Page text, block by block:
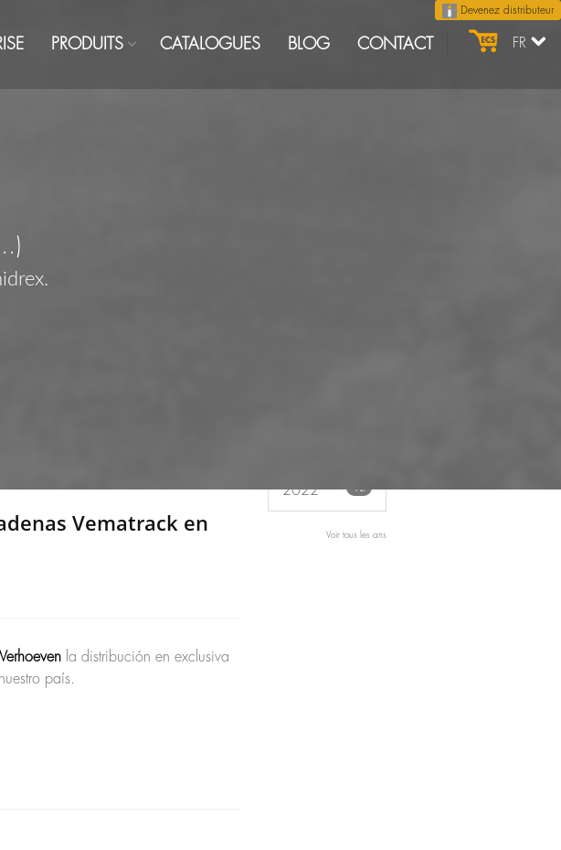
Devenez distributeur
FR
PRODUITS CATALOGUES BLOG CONTACT
Vematrack en
Verhoeven la distribución en exclusiva
país.
Catégories du Blog
2022 12
Voir tous les ans